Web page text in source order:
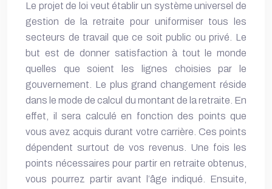
Le projet de loi veut établir un système universel de
gestion de la retraite pour uniformiser tous les
secteurs de travail que ce soit public ou privé. Le
but est de donner satisfaction à tout le monde
quelles que soient les lignes choisies par le
gouvernement. Le plus grand changement réside
dans le mode de calcul du montant de la retraite. En
effet, il sera calculé en fonction des points que
vous avez acquis durant votre carrière. Ces points
dépendent surtout de vos revenus. Une fois les
points nécessaires pour partir en retraite obtenus,
vous pourrez partir avant l’âge indiqué. Ensuite,